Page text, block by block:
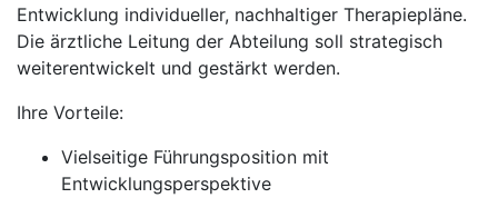
Entwicklung individueller, nachhaltiger Therapiepläne.
Die ärztliche Leitung der Abteilung soll strategisch
weiterentwickelt und gestärkt werden.
Ihre Vorteile:
Vielseitige Führungsposition mit
Entwicklungsperspektive